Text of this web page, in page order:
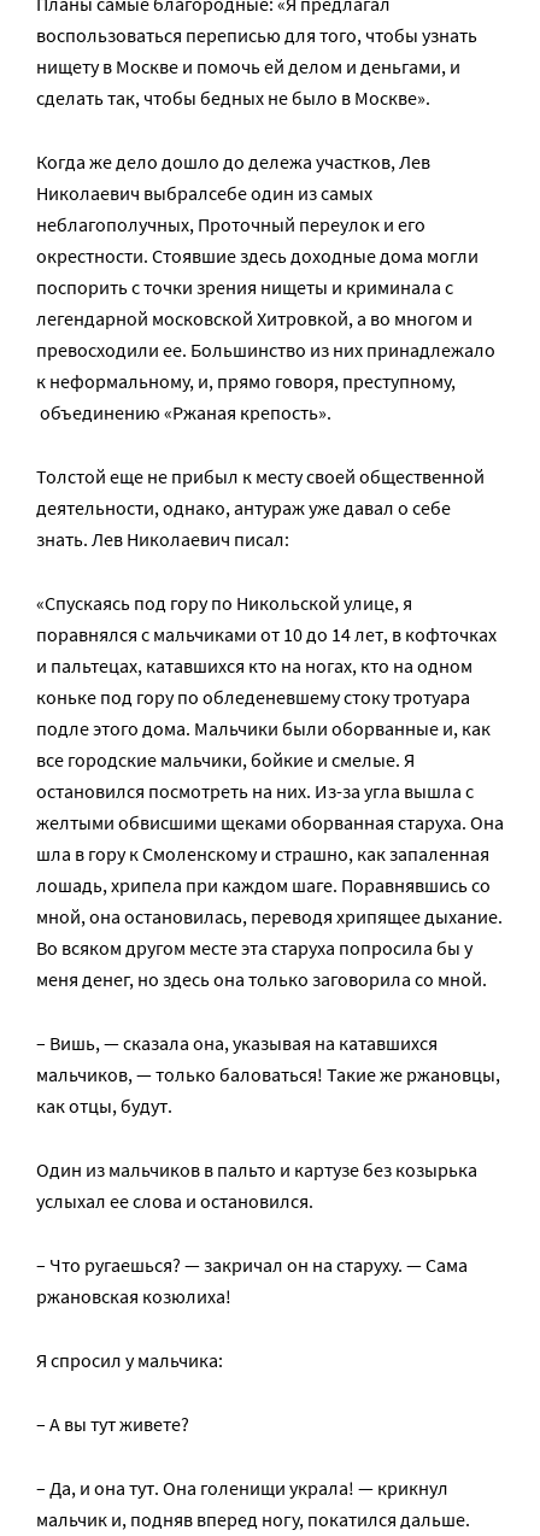
воспользоваться переписью для того, чтобы узнать
нищету в Москве и помочь ей делом и деньгами, и
сделать так, чтобы бедных не было в Москве».
Когда же дело дошло до дележа участков, Лев
Николаевич выбралсебе один из самых
неблагополучных, Проточный переулок и его
окрестности. Стоявшие здесь доходные дома могли
поспорить с точки зрения нищеты и криминала с
легендарной московской Хитровкой, а во многом и
превосходили ее. Большинство из них принадлежало
к неформальному, и, прямо говоря, преступному,
объединению «Ржаная крепость».
Толстой еще не прибыл к месту своей общественной
деятельности, однако, антураж уже давал о себе
знать. Лев Николаевич писал:
«Спускаясь под гору по Никольской улице, я
поравнялся с мальчиками от 10 до 14 лет, в кофточках
и пальтецах, катавшихся кто на ногах, кто на одном
коньке под гору по обледеневшему стоку тротуара
подле этого дома. Мальчики были оборванные и, как
все городские мальчики, бойкие и смелые. Я
остановился посмотреть на них. Из-за угла вышла с
желтыми обвисшими щеками оборванная старуха. Она
шла в гору к Смоленскому и страшно, как запаленная
лошадь, хрипела при каждом шаге. Поравнявшись со
мной, она остановилась, переводя хрипящее дыхание.
Во всяком другом месте эта старуха попросила бы у
меня денег, но здесь она только заговорила со мной.
– Вишь, — сказала она, указывая на катавшихся
мальчиков, — только баловаться! Такие же ржановцы,
как отцы, будут.
Один из мальчиков в пальто и картузе без козырька
услыхал ее слова и остановился.
– Что ругаешься? — закричал он на старуху. — Сама
ржановская козюлиха!
Я спросил у мальчика:
– А вы тут живете?
– Да, и она тут. Она голенищи украла! — крикнул
мальчик и, подняв вперед ногу, покатился дальше.